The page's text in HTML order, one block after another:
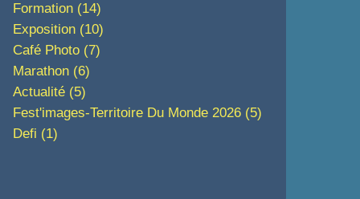
Formation (14)
Exposition (10)
Café Photo (7)
Marathon (6)
Actualité (5)
Fest'images-Territoire Du Monde 2026 (5)
Defi (1)